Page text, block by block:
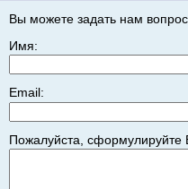
Вы можете задать нам
Имя:
Email:
Пожалуйста,